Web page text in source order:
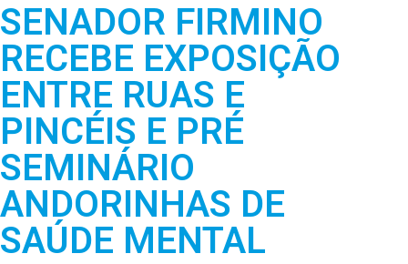
SENADOR FIRMINO
RECEBE EXPOSIÇÃO
ENTRE RUAS E
PINCÉIS E PRÉ
SEMINÁRIO
ANDORINHAS DE
SAÚDE MENTAL